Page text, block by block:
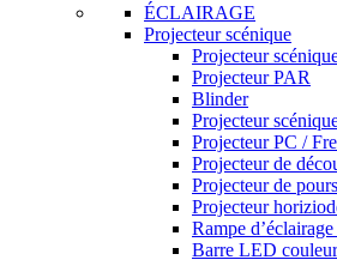
ÉCLAIRAGE
Projecteur scénique
Projecteur
Projecteur PAR
Blinder
Projecteur
Projecteur PC /
Projecteur de
Projecteur de
Projecteur
Rampe
Barre LED couleur